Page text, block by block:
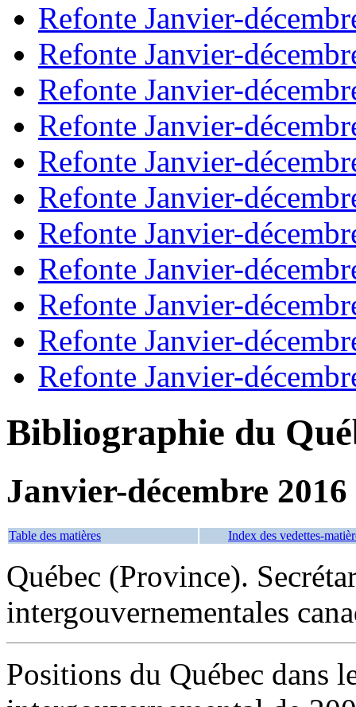
Refonte Janvier-
Refonte Janvier-
Refonte Janvier-
Refonte Janvier-
Refonte Janvier-
Refonte Janvier-
Refonte Janvier-
Refonte Janvier-
Refonte Janvier-
Refonte Janvier-
Refonte Janvier-
Bibliographie du
Janvier-décembre 2016
Table des matières Index des vedettes-
Québec (Province).
intergouvernementales
Positions du Québec dans